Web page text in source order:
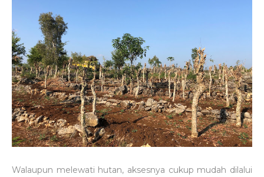
Walaupun melewati hutan, aksesnya cukup mudah dilalui